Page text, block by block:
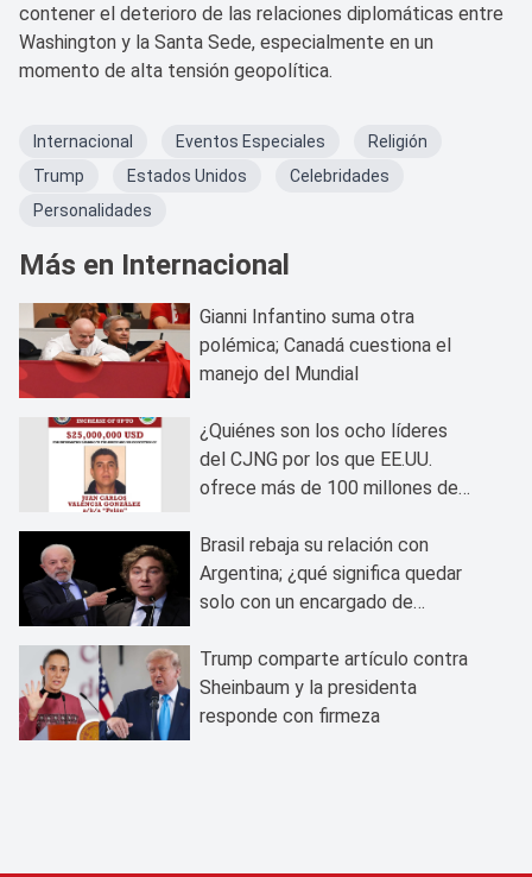
contener el deterioro de las relaciones diplomáticas entre
Washington y la Santa Sede, especialmente en un
momento de alta tensión geopolítica.
Internacional Eventos Especiales
Religión
Trump
Estados Unidos
Celebridades
Personalidades
Más en Internacional
Gianni Infantino suma otra
polémica; Canadá cuestiona el
manejo del Mundial
¿Quiénes son los ocho líderes
del CJNG por los que EE.UU.
ofrece más de 100 millones de
Brasil rebaja su relación con
Argentina; ¿qué significa quedar
solo con un encargado de
Trump comparte artículo contra
Sheinbaum y la presidenta
responde con firmeza